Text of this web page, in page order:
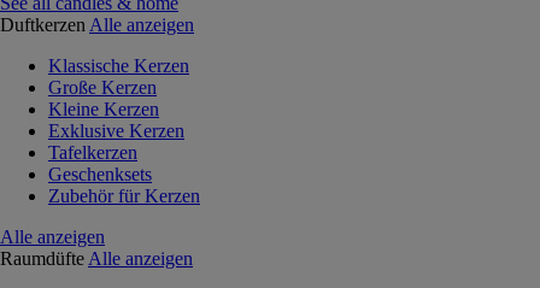
Duftkerzen Alle anzeigen
Klassische Kerzen
Große Kerzen
Kleine Kerzen
Exklusive Kerzen
Tafelkerzen
Geschenksets
Zubehör für Kerzen
Alle anzeigen
Raumdüfte Alle anzeigen